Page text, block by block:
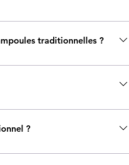
de remplacer les ampoules sans
traditionnelles ?
incandescence, ce qui se traduit
pour les enfants qui pourraient
?
Leur installation est simple et ne